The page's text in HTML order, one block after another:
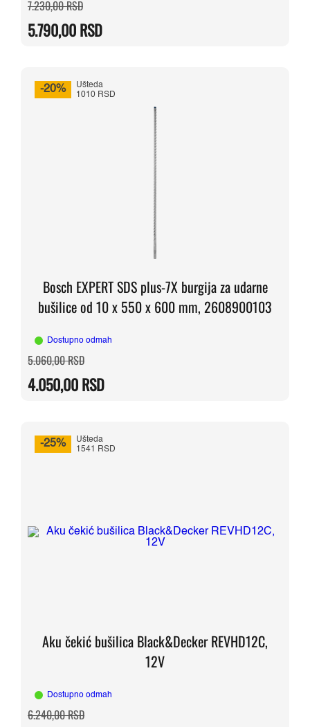
7.230,00RSDcena
bila:
7.230,00 RSD.
5.790,00RSD
cena
5.790,00 RSD.
-20%
Ušteda
1010 RSD
Bosch EXPERT SDS plus-7X burgija za udarne
bušilice od 10 x 550 x 600 mm, 2608900103
Dostupno odmah
5.060,00RSDOriginalna
cena
bila:
5.060,00 RSD.
4.050,00RSD
Trenutna
cena
4.050,00 RSD.
-25%
Ušteda
1541 RSD
Aku čekić bušilica Black&Decker REVHD12C,
12V
Dostupno odmah
6.240,00RSDOriginalna
cena
Trenutna
cena